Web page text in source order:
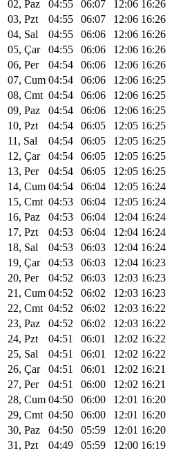
02, Paz
04:55 06:07 12:06 16:26
03, Pzt
04:55 06:07 12:06 16:26
04, Sal
04:55 06:06 12:06 16:26
05, Çar
04:55 06:06 12:06 16:26
06, Per
04:54 06:06 12:06 16:26
07, Cum 04:54 06:06 12:06 16:25
08, Cmt 04:54 06:06 12:06 16:25
09, Paz
04:54 06:06 12:06 16:25
10, Pzt
04:54 06:05 12:05 16:25
11, Sal
04:54 06:05 12:05 16:25
12, Çar
04:54 06:05 12:05 16:25
13, Per
04:54 06:05 12:05 16:25
14, Cum 04:54 06:04 12:05 16:24
15, Cmt 04:53 06:04 12:05 16:24
16, Paz
04:53 06:04 12:04 16:24
17, Pzt
04:53 06:04 12:04 16:24
18, Sal
04:53 06:03 12:04 16:24
19, Çar
04:53 06:03 12:04 16:23
20, Per
04:52 06:03 12:03 16:23
21, Cum 04:52 06:02 12:03 16:23
22, Cmt 04:52 06:02 12:03 16:22
23, Paz
04:52 06:02 12:03 16:22
24, Pzt
04:51 06:01 12:02 16:22
25, Sal
04:51 06:01 12:02 16:22
26, Çar
04:51 06:01 12:02 16:21
27, Per
04:51 06:00 12:02 16:21
28, Cum 04:50 06:00 12:01 16:20
29, Cmt 04:50 06:00 12:01 16:20
30, Paz
04:50 05:59 12:01 16:20
31, Pzt
04:49 05:59 12:00 16:19